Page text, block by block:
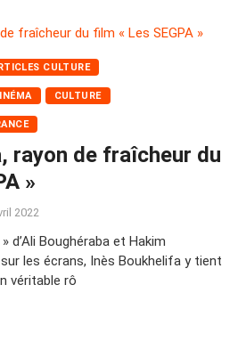
CULTURE
CULTURE
rayon de fraîcheur du
»
2022
d’Ali Boughéraba et Hakim
les écrans, Inès Boukhelifa y tient
véritable rô